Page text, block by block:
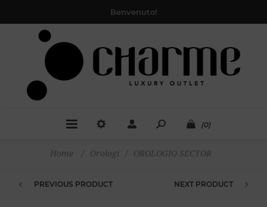
Benvenuto!
(0)
Home / Orologi / OROLOGIO SECTOR
PREVIOUS PRODUCT NEXT PRODUCT